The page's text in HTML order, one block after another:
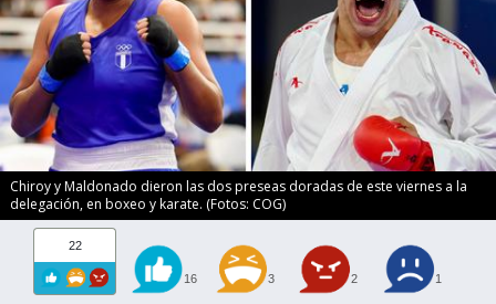
Chiroy y Maldonado dieron las dos preseas doradas de este viernes a la
delegación, en boxeo y karate. (Fotos: COG)
22
16 3 2 1